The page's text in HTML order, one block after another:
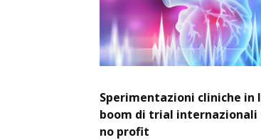
Sperimentazioni cliniche in
boom di trial internazionali
no profit